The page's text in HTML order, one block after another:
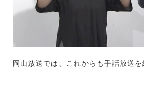
岡山放送では、これからも手話放送を